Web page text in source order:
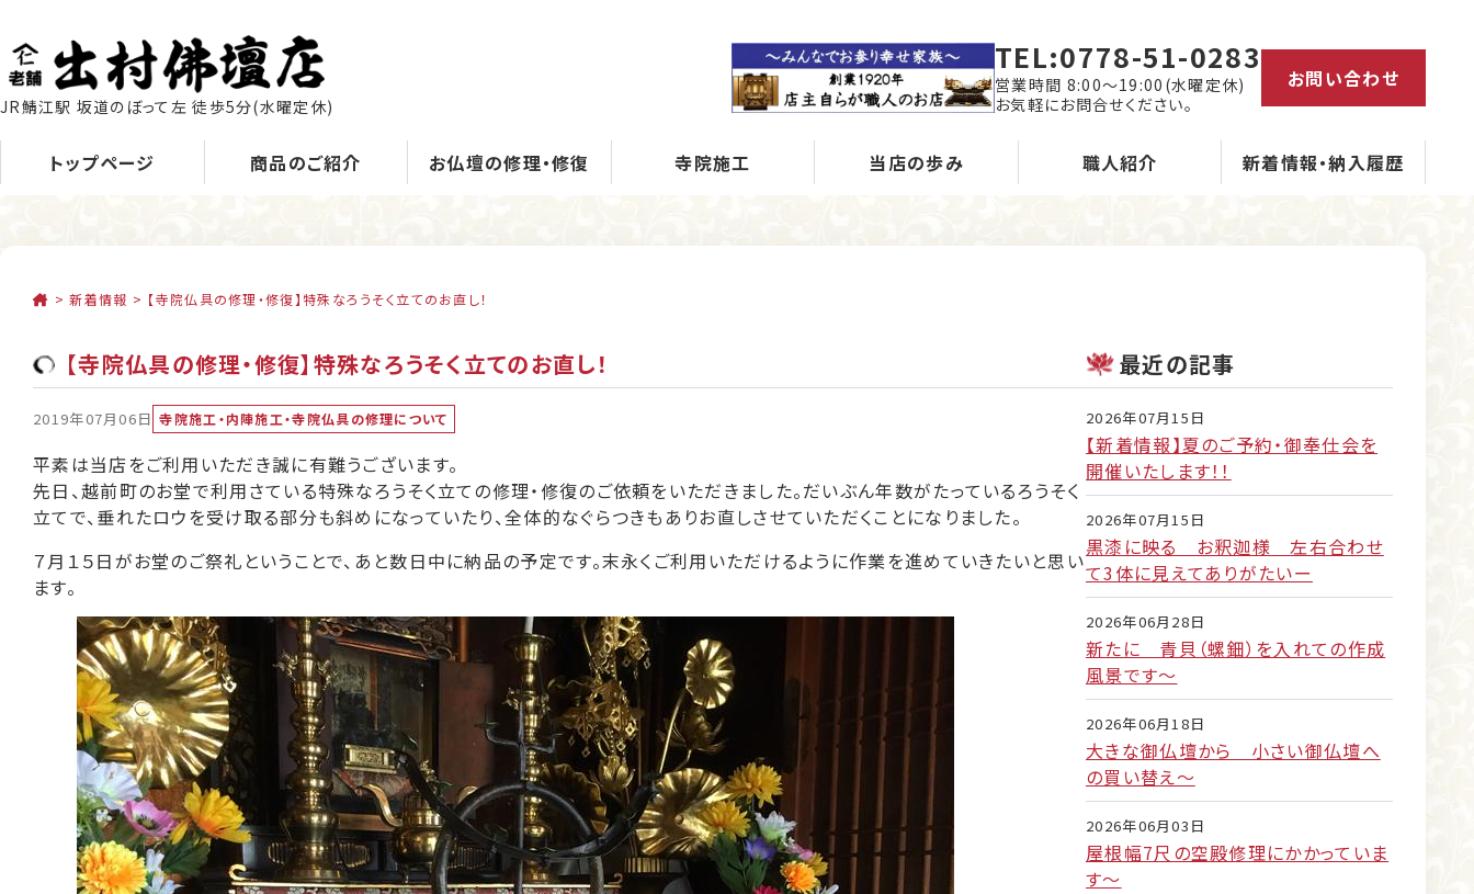
JR鯖江駅 坂道のぼって左 徒歩5分(水曜定休)
TEL:0778-51-0283
営業時間 8:00～19:00(水曜定休)
お気軽にお問合せください。
お問い合わせ
トップページ 商品のご紹介 お仏壇の修理・修復 寺院施工 当店の歩み 職人紹介 新着情報・納入履歴
>新着情報 > 【寺院仏具の修理・修復】特殊なろうそく立てのお直し！
【寺院仏具の修理・修復】特殊なろうそく立てのお直し！
2019年07月06日 寺院施工・内陣施工・寺院仏具の修理について
平素は当店をご利用いただき誠に有難うございます。
先日、越前町のお堂で利用さている特殊なろうそく立ての修理・修復のご依頼をいただきました。だいぶん年数がたっているろうそく
立てで、垂れたロウを受け取る部分も斜めになっていたり、全体的なぐらつきもありお直しさせていただくことになりました。
７月１５日がお堂のご祭礼ということで、あと数日中に納品の予定です。末永くご利用いただけるように作業を進めていきたいと思い
ます。
最近の記事
2026年07月15日
【新着情報】夏のご予約・御奉仕会を
開催いたします！！
2026年07月15日
黒漆に映る お釈迦様 左右合わせ
て3体に見えてありがたいー
2026年06月28日
新たに 青貝（螺鈿）を入れての作成
風景です～
2026年06月18日
大きな御仏壇から 小さい御仏壇へ
の買い替え～
2026年06月03日
屋根幅7尺の空殿修理にかかっていま
す～